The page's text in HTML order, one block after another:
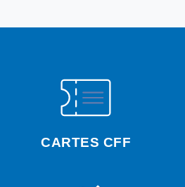
CARTES CFF